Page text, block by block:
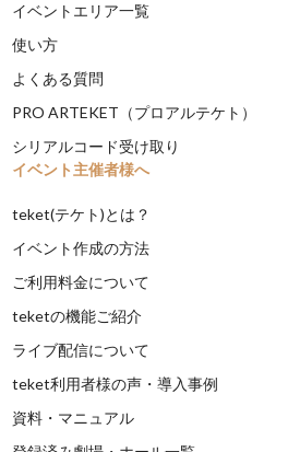
イベントエリア一覧
使い方
よくある質問
PRO ARTEKET（プロアルテケト）
シリアルコード受け取り
イベント主催者様へ
teket(テケト)とは？
イベント作成の方法
ご利用料金について
teketの機能ご紹介
ライブ配信について
teket利用者様の声・導入事例
資料・マニュアル